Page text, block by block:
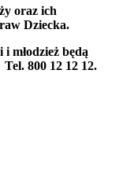
oraz ich
Dziecka.
młodzież będą
800 12 12 12.